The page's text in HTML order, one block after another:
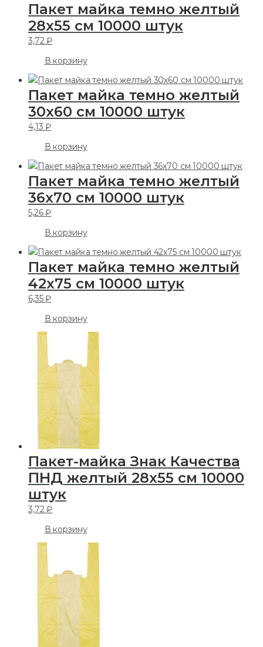
Пакет майка темно желтый
28х55 см 10000 штук
3,72₽
В корзину
Пакет майка темно желтый
30х60 см 10000 штук
4,13₽
В корзину
Пакет майка темно желтый
36х70 см 10000 штук
5,26₽
В корзину
Пакет майка темно желтый
42х75 см 10000 штук
6,35₽
В корзину
Пакет-майка Знак Качества
ПНД желтый 28х55 см 10000
штук
3,72₽
В корзину